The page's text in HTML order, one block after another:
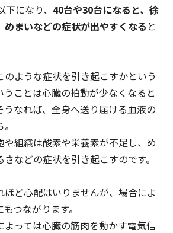
になり、 40台や30台になると、徐
まいなどの症状が出やすくなる と
のような症状を引き起こすかという
うことは心臓の拍動が少なくなると
うなれば、全身へ送り届ける血液の
や組織は酸素や栄養素が不足し、め
などの症状を引き起こすのです。
ど心配はいりませんが、場合によ
つながります。
よっては心臓の筋肉を動かす電気信